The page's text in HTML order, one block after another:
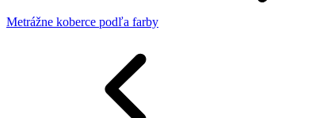
Metrážne koberce podľa farby